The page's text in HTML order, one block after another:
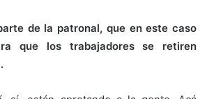
de la patronal, que en este caso
que los trabajadores se retiren